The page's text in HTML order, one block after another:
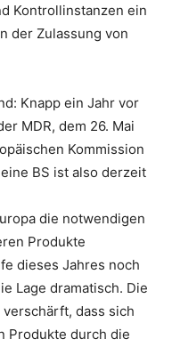
Kontrollinstanzen ein
der Zulassung von
Knapp ein Jahr vor
MDR, dem 26. Mai
Kommission
BS ist also derzeit
die notwendigen
Produkte
dieses Jahres noch
Lage dramatisch. Die
dass sich
Produkte durch die